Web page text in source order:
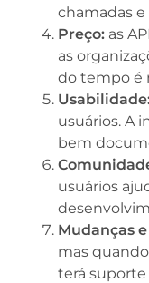
chamadas e
Preço: as
as
do tempo é
usuários. A
bem
usuários
Mudanças
mas
terá suporte